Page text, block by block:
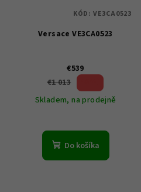
Versace VE3CA0523
€539
€1 013
Skladem, na prodejně
Do košíka
KÓD: VE3CA0523